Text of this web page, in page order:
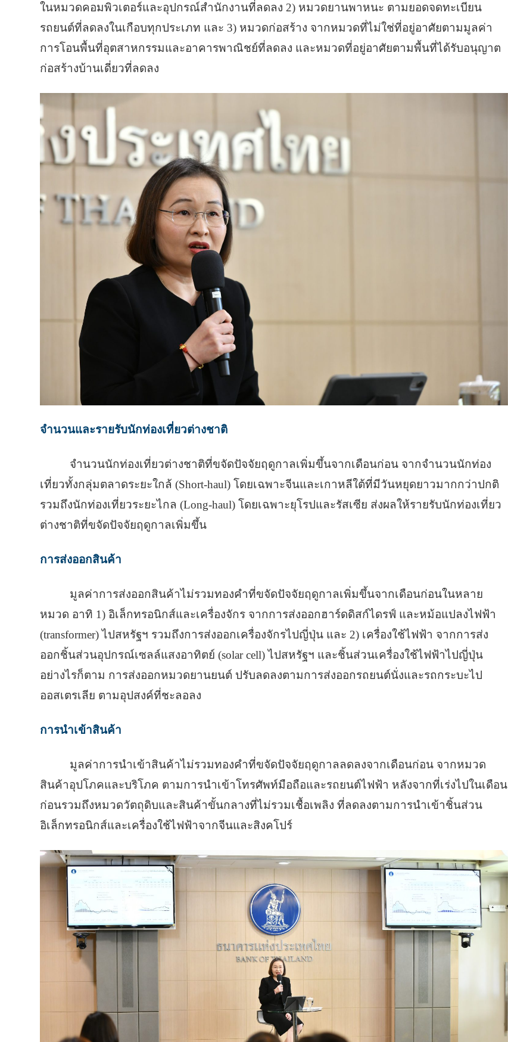
ในหมวดคอมพิวเตอร์และอุปกรณ์สำนักงานที่ลดลง 2) หมวดยานพาหนะ ตามยอดจดทะเบียน
รถยนต์ที่ลดลงในเกือบทุกประเภท และ 3) หมวดก่อสร้าง จากหมวดที่ไม่ใช่ที่อยู่อาศัยตามมูลค่า
การโอนพื้นที่อุตสาหกรรมและอาคารพาณิชย์ที่ลดลง และหมวดที่อยู่อาศัยตามพื้นที่ได้รับอนุญาต
ก่อสร้างบ้านเดี่ยวที่ลดลง
จำนวนและรายรับนักท่องเที่ยวต่างชาติ
จำนวนนักท่องเที่ยวต่างชาติที่ขจัดปัจจัยฤดูกาลเพิ่มขึ้นจากเดือนก่อน จากจำนวนนักท่อง
เที่ยวทั้งกลุ่มตลาดระยะใกล้ (Short-haul) โดยเฉพาะจีนและเกาหลีใต้ที่มีวันหยุดยาวมากกว่าปกติ
รวมถึงนักท่องเที่ยวระยะไกล (Long-haul) โดยเฉพาะยุโรปและรัสเซีย ส่งผลให้รายรับนักท่องเที่ยว
ต่างชาติที่ขจัดปัจจัยฤดูกาลเพิ่มขึ้น
การส่งออกสินค้า
มูลค่าการส่งออกสินค้าไม่รวมทองคำที่ขจัดปัจจัยฤดูกาลเพิ่มขึ้นจากเดือนก่อนในหลาย
หมวด อาทิ 1) อิเล็กทรอนิกส์และเครื่องจักร จากการส่งออกฮาร์ดดิสก์ไดรฟ์ และหม้อแปลงไฟฟ้า
(transformer) ไปสหรัฐฯ รวมถึงการส่งออกเครื่องจักรไปญี่ปุ่น และ 2) เครื่องใช้ไฟฟ้า จากการส่ง
ออกชิ้นส่วนอุปกรณ์เซลล์แสงอาทิตย์ (solar cell) ไปสหรัฐฯ และชิ้นส่วนเครื่องใช้ไฟฟ้าไปญี่ปุ่น
อย่างไรก็ตาม การส่งออกหมวดยานยนต์ ปรับลดลงตามการส่งออกรถยนต์นั่งและรถกระบะไป
ออสเตรเลีย ตามอุปสงค์ที่ชะลอลง
การนำเข้าสินค้า
มูลค่าการนำเข้าสินค้าไม่รวมทองคำที่ขจัดปัจจัยฤดูกาลลดลงจากเดือนก่อน จากหมวด
สินค้าอุปโภคและบริโภค ตามการนำเข้าโทรศัพท์มือถือและรถยนต์ไฟฟ้า หลังจากที่เร่งไปในเดือน
ก่อนรวมถึงหมวดวัตถุดิบและสินค้าขั้นกลางที่ไม่รวมเชื้อเพลิง ที่ลดลงตามการนำเข้าชิ้นส่วน
อิเล็กทรอนิกส์และเครื่องใช้ไฟฟ้าจากจีนและสิงคโปร์